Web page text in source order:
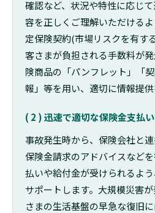
確認など、状況や特性に応じ
容を正しくご理解いただけるよ
定保険契約(市場リスクを有す
客さまが負担される手数料が
険商品の「パンフレット」「
報」等を用い、適切に情報提供
( 2 ) 迅速で適切な保険金支払
事故発生時から、保険会社と
保険金請求のアドバイスなど
払いや給付金が受けられるよ
サポートします。 大規模災害
さまの生活基盤の早急な復旧